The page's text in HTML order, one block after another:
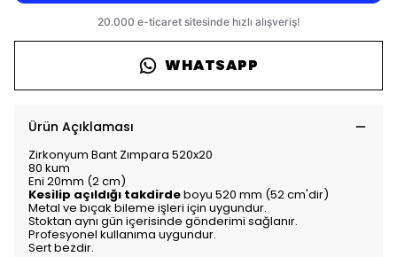
WHATSAPP
Ürün Açıklaması
Zirkonyum Bant Zımpara 520x20
80 kum
Eni 20mm (2 cm)
Kesilip açıldığı takdirdeboyu 520 mm (52 cm'dir)
Metal ve bıçak bileme işleri için uygundur.
Stoktan aynı gün içerisinde gönderimi sağlanır.
Profesyonel kullanıma uygundur.
Sert bezdir.